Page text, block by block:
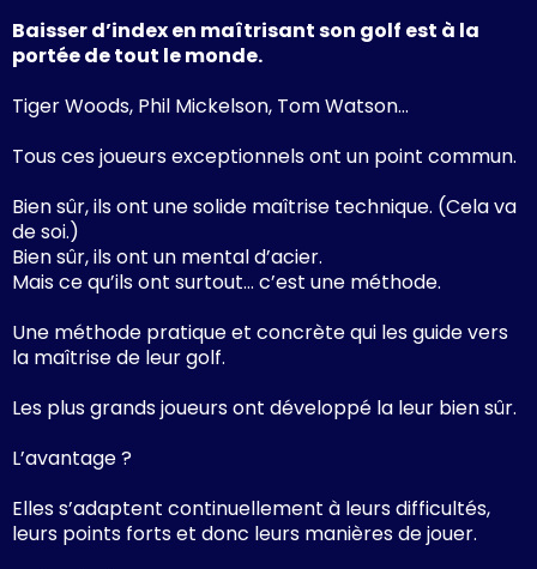
Baisser d’index en maîtrisant son golf est à la
portée de tout le monde.
Tiger Woods, Phil Mickelson, Tom Watson…
Tous ces joueurs exceptionnels ont un point commun.
Bien sûr, ils ont une solide maîtrise technique. (Cela va
de soi.)
Bien sûr, ils ont un mental d’acier.
Mais ce qu’ils ont surtout… c’est une méthode.
Une méthode pratique et concrète qui les guide vers
la maîtrise de leur golf.
Les plus grands joueurs ont développé la leur bien sûr.
L’avantage ?
Elles s’adaptent continuellement à leurs difficultés,
leurs points forts et donc leurs manières de jouer.